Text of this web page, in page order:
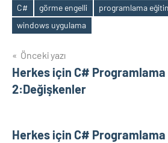
Etiketler
C# görme engelli
programlama
windows uygulama
Yazı
gezinmesi
Önceki yazı
Herkes için C#
2:Değişkenler
Herkes için C#